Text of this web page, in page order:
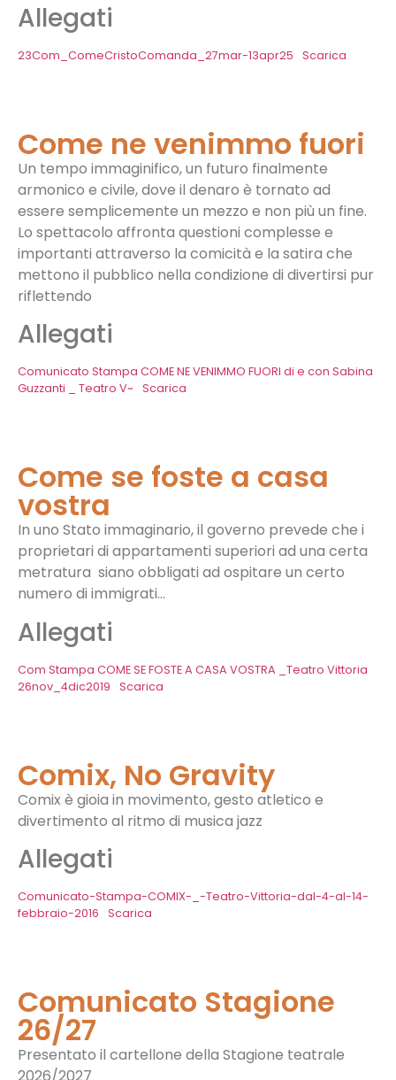
Allegati
23Com_ComeCristoComanda_27mar-13apr25 Scarica
Come ne venimmo fuori
Un tempo immaginifico, un futuro finalmente
armonico e civile, dove il denaro è tornato ad
essere semplicemente un mezzo e non più un fine.
Lo spettacolo affronta questioni complesse e
importanti attraverso la comicità e la satira che
mettono il pubblico nella condizione di divertirsi pur
riflettendo
Allegati
Comunicato Stampa COME NE VENIMMO FUORI di e con Sabina
Guzzanti _ Teatro V~
Scarica
Come se foste a casa
vostra
In uno Stato immaginario, il governo prevede che i
proprietari di appartamenti superiori ad una certa
metratura siano obbligati ad ospitare un certo
numero di immigrati…
Allegati
Com Stampa COME SE FOSTE A CASA VOSTRA _Teatro Vittoria
26nov_4dic2019
Scarica
Comix, No Gravity
Comix è gioia in movimento, gesto atletico e
divertimento al ritmo di musica jazz
Allegati
Comunicato-Stampa-COMIX-_-Teatro-Vittoria-dal-4-al-14-
febbraio-2016
Scarica
Comunicato Stagione
26/27
Presentato il cartellone della Stagione teatrale